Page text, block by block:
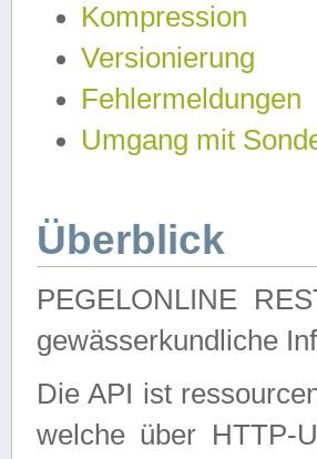
Kompression
Versionierung
Fehlermeldungen
Umgang mit
Überblick
PEGELONLINE
gewässerkundliche
Die API ist
welche über HTTP-